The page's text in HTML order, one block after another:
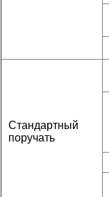
Стандартный
поручать